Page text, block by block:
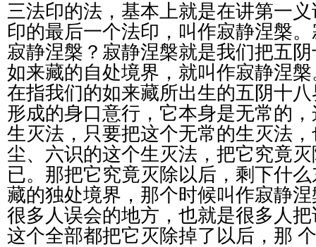
三法印的法，基本上就是在讲第一
印的最后一个法印，叫作寂静涅槃
寂静涅槃？寂静涅槃就是我们把五
如来藏的自处境界，就叫作寂静涅
在指我们的如来藏所出生的五阴十
形成的身口意行，它本身是无常的，
生灭法，只要把这个无常的生灭法
尘、六识的这个生灭法，把它究竟
已。那把它究竟灭除以后，剩下什么
藏的独处境界，那个时候叫作寂静
很多人误会的地方，也就是很多人
这个全部都把它灭除掉了以后，那